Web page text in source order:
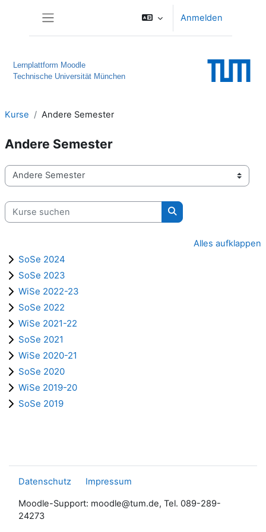
Anmelden
Lernplattform Moodle
Technische Universität München
Kurse Andere Semester
Andere Semester
Kursbereiche
Kurse suchen
Kurse suchen
Alles aufklappen
SoSe 2024
SoSe 2023
WiSe 2022-23
SoSe 2022
WiSe 2021-22
SoSe 2021
WiSe 2020-21
SoSe 2020
WiSe 2019-20
SoSe 2019
Datenschutz Impressum
Moodle-Support: moodle@tum.de, Tel. 089-289-
24273